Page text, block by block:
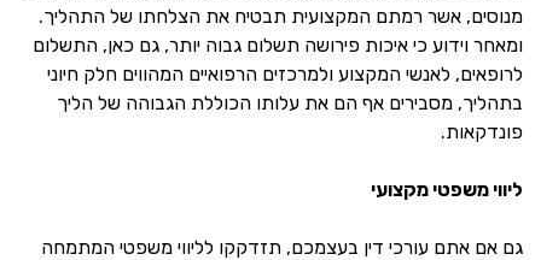
מנוסים, אשר רמתם המקצועית תבטיח את הצלחתו של התהליך.
ומאחר וידוע כי איכות פירושה תשלום גבוה יותר, גם כאן, התשלום
לרופאים, לאנשי המקצוע ולמרכזים הרפואיים המהווים חלק חיוני
בתהליך, מסבירים אף הם את עלותו הכוללת הגבוהה של הליך
פונדקאות.
ליווי משפטי מקצועי
גם אם אתם עורכי דין בעצמכם, תזדקקו לליווי משפטי המתמחה